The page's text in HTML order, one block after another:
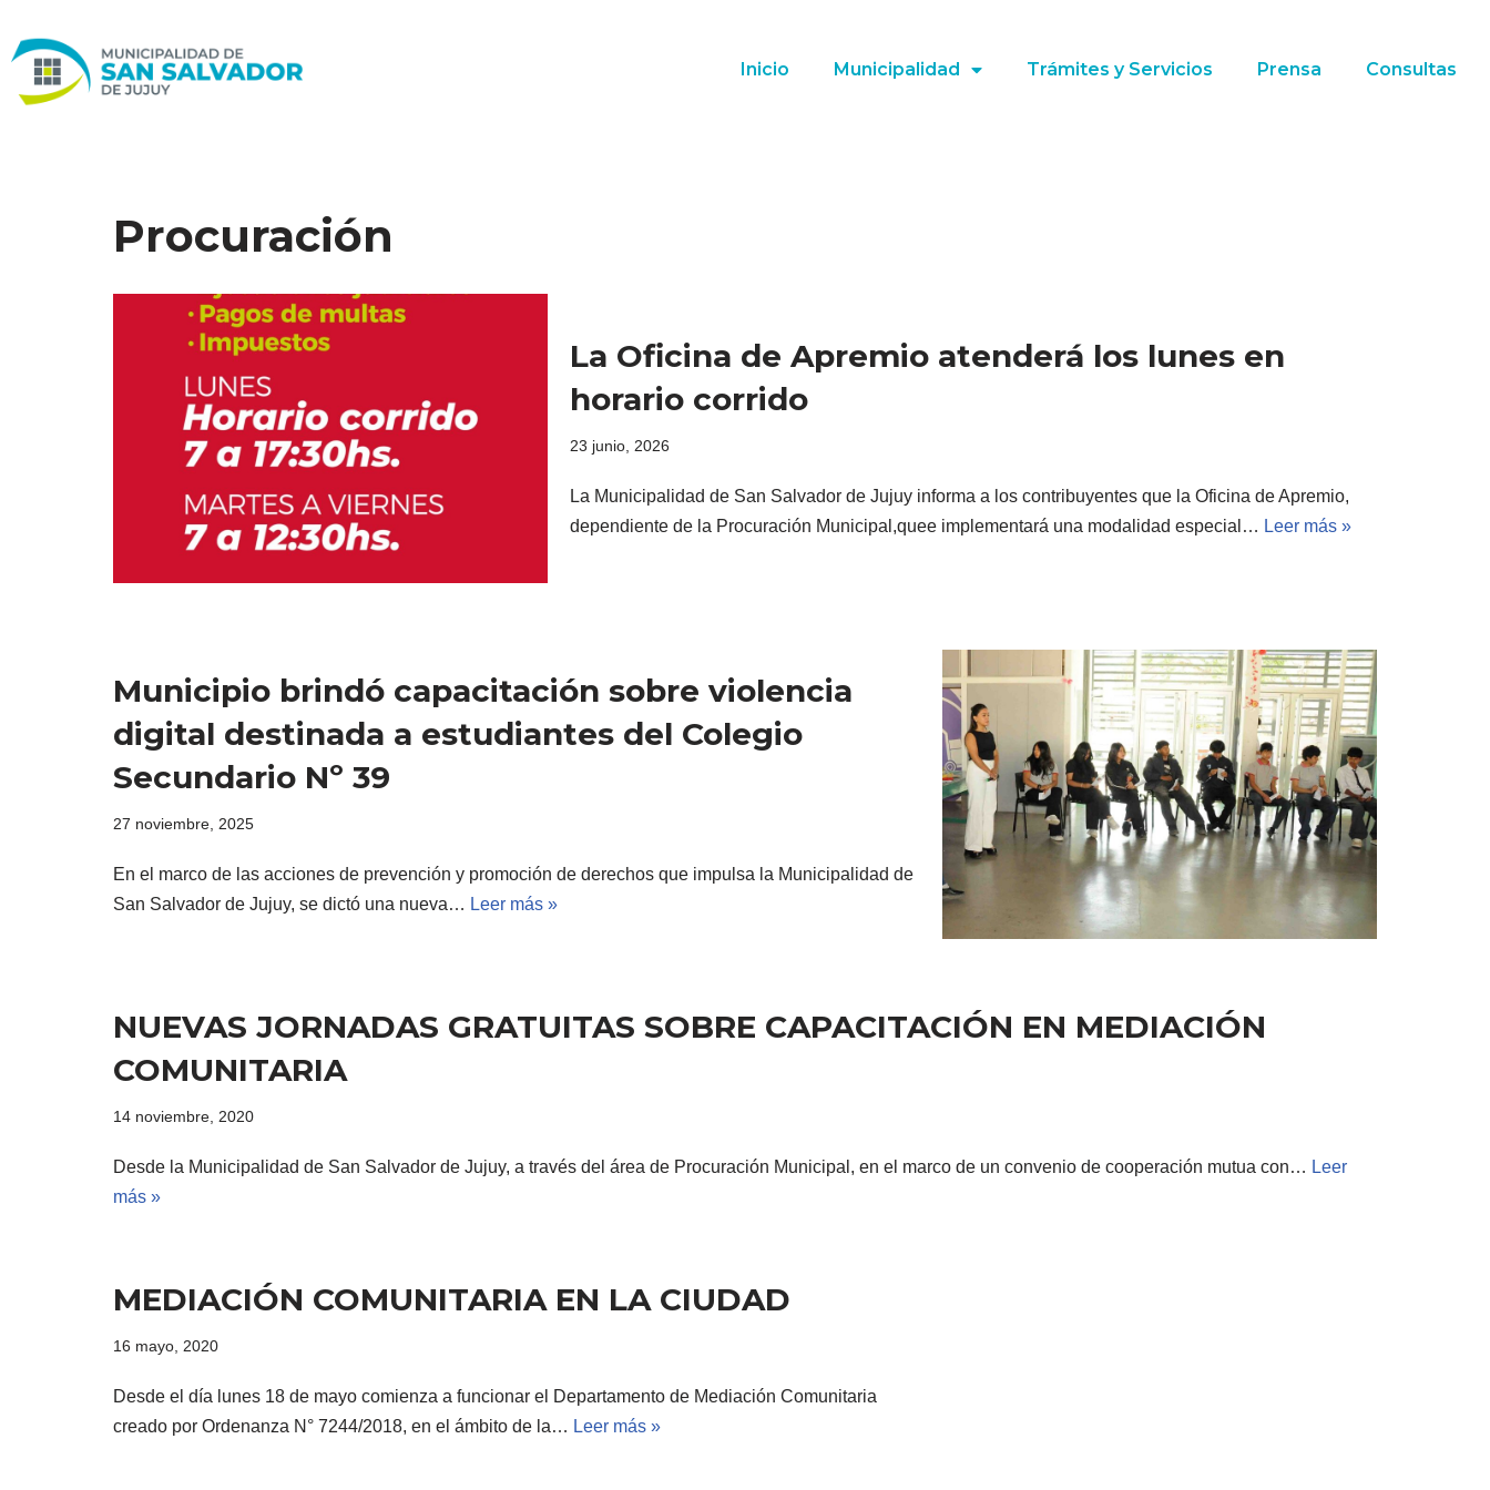
Ir
al
Inicio Municipalidad Trámites y Servicios Prensa Consultas
Procuración
La Oficina de Apremio atenderá los lunes en
horario corrido
23 junio, 2026
La Municipalidad de San Salvador de Jujuy informa a los contribuyentes que la Oficina de Apremio,
dependiente de la Procuración Municipal,quee implementará una modalidad especial… Leer más »
Municipio brindó capacitación sobre violencia
digital destinada a estudiantes del Colegio
Secundario Nº 39
27 noviembre, 2025
En el marco de las acciones de prevención y promoción de derechos que impulsa la Municipalidad de
San Salvador de Jujuy, se dictó una nueva… Leer más »
NUEVAS JORNADAS GRATUITAS SOBRE CAPACITACIÓN EN MEDIACIÓN
COMUNITARIA
14 noviembre, 2020
Desde la Municipalidad de San Salvador de Jujuy, a través del área de Procuración Municipal, en el marco de un convenio de cooperación mutua con… Leer
más »
MEDIACIÓN COMUNITARIA EN LA CIUDAD
16 mayo, 2020
Desde el día lunes 18 de mayo comienza a funcionar el Departamento de Mediación Comunitaria
creado por Ordenanza N° 7244/2018, en el ámbito de la… Leer más »